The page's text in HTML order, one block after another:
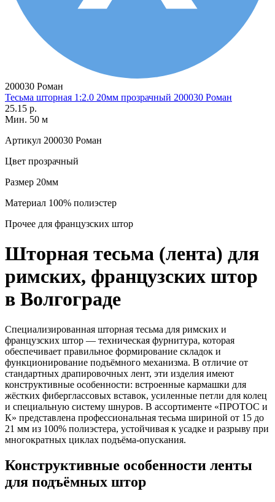
200030 Роман
Тесьма шторная 1:2.0 20мм прозрачный 200030 Роман
25.15 р.
Мин. 50 м
Артикул 200030 Роман
Цвет прозрачный
Размер 20мм
Материал 100% полиэстер
Прочее для французских штор
Шторная тесьма (лента) для
римских, французских штор
в Волгограде
Специализированная шторная тесьма для римских и
французских штор — техническая фурнитура, которая
обеспечивает правильное формирование складок и
функционирование подъёмного механизма. В отличие от
стандартных драпировочных лент, эти изделия имеют
конструктивные особенности: встроенные кармашки для
жёстких фиберглассовых вставок, усиленные петли для колец
и специальную систему шнуров. В ассортименте «ПРОТОС и
К» представлена профессиональная тесьма шириной от 15 до
21 мм из 100% полиэстера, устойчивая к усадке и разрыву при
многократных циклах подъёма-опускания.
Конструктивные особенности ленты
для подъёмных штор